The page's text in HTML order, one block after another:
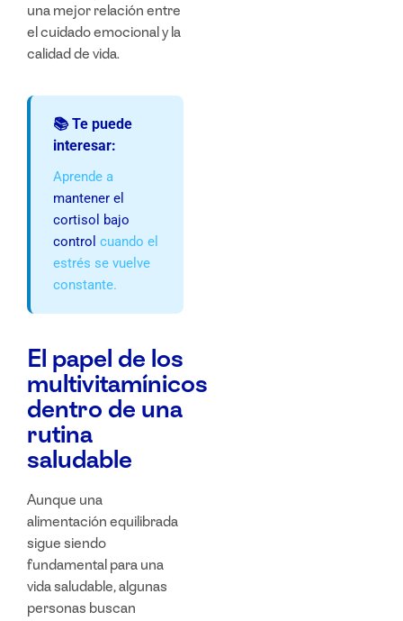
una mejor relación entre
el cuidado emocional y la
calidad de vida.
📚 Te puede
interesar:
Aprende a
mantener el
cortisol bajo
control cuando el
estrés se vuelve
constante.
El papel de los
multivitamínicos
dentro de una
rutina
saludable
Aunque una
alimentación equilibrada
sigue siendo
fundamental para una
vida saludable, algunas
personas buscan